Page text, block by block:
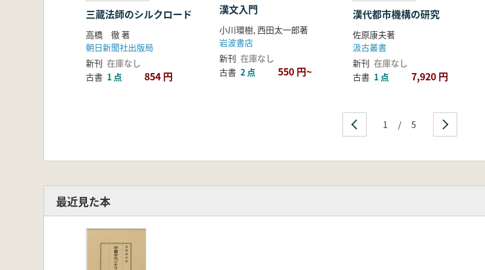
三蔵法師のシルクロード
高橋 徹 著
朝日新聞社出版局
新刊 在庫なし
古書 1 点 854 円
漢文入門
小川環樹, 西田太一郎著
岩波書店
新刊 在庫なし
古書 2 点 550 円~
漢代都市機構の研究
佐原康夫著
汲古叢書
新刊 在庫なし
古書 1 点 7,920 円
1 / 5
最近見た本